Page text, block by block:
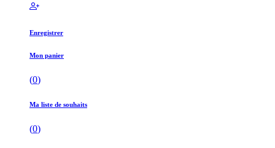
Enregistrer
Mon panier
(0)
Ma liste de souhaits
(0)